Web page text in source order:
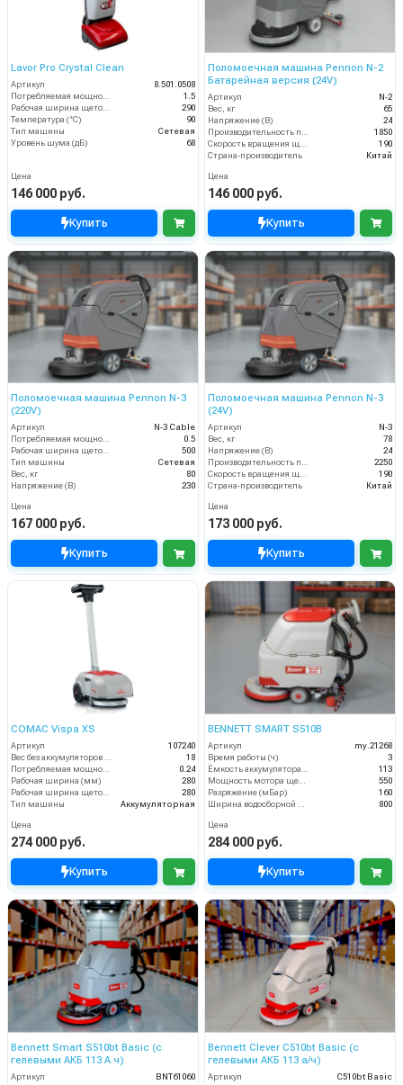
Lavor Pro Crystal Clean
Артикул
8.501.0508
1.5
290
Температура (°C)
90
Тип машины
Сетевая
Уровень шума (дБ)
68
Цена
146 000 руб.
Купить
Поломоечная машина Pennon N-2
Батарейная версия (24V)
Артикул
N-2
Вес, кг
65
Напряжение (В)
24
1850
190
Страна-производитель
Китай
Цена
146 000 руб.
Купить
Поломоечная машина Pennon N-3
(220V)
Артикул
N-3 Cable
Потребляемая мощность (кВт)
0.5
Рабочая ширина щеток (мм)
500
Тип машины
Сетевая
Вес, кг
80
Напряжение (В)
230
Цена
167 000 руб.
Купить
Поломоечная машина Pennon N-3
(24V)
Артикул
N-3
Вес, кг
78
Напряжение (В)
24
Производительность по площади (м2/ч)
2250
Скорость вращения щётки (об/мин)
190
Страна-производитель
Китай
Цена
173 000 руб.
Купить
COMAC Vispa XS
Артикул
107240
Вес без аккумуляторов (кг)
18
Потребляемая мощность (кВт)
0.24
Рабочая ширина (мм)
280
Рабочая ширина щеток (мм)
280
Тип машины
Аккумуляторная
Цена
274 000 руб.
Купить
BENNETT SMART S510B
Артикул
my.21268
Время работы (ч)
3
Ёмкость аккумулятора (Ач)
113
Мощность мотора щеток
550
Разряжение (мБар)
160
Ширина водосборной рейки
800
Цена
284 000 руб.
Купить
Bennett Smart S510bt Basic (с
гелевыми АКБ 113 А ч)
Артикул
BNT61060
Bennett Clever C510bt Basic (с
гелевыми АКБ 113 а/ч)
Артикул
C510bt Basic